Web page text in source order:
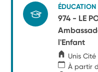
974 - LE
l'Enfant
Unis
À partir